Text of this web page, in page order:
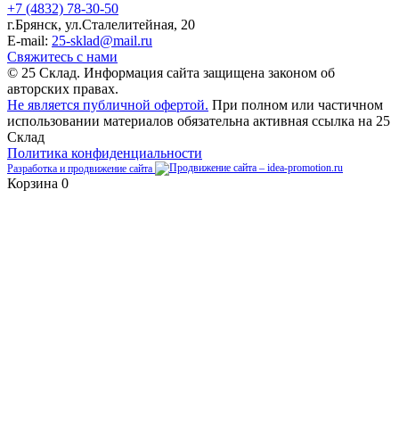
+7 (4832) 78-30-50
г.Брянск, ул.Сталелитейная, 20
E-mail: 25-sklad@mail.ru
Свяжитесь с нами
© 25 Склад. Информация сайта защищена законом об
авторских правах.
Не является публичной офертой. При полном или частичном
использовании материалов обязательна активная ссылка на 25
Склад
Политика конфиденциальности
Разработка и продвижение сайта
Корзина 0